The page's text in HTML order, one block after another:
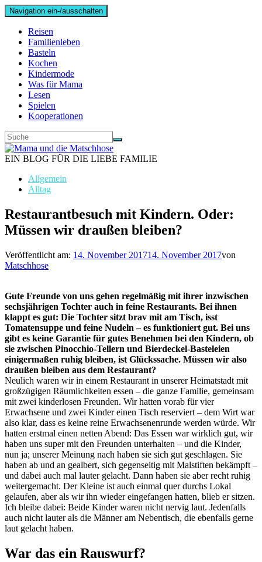
Navigation ein-/ausschalten
Reisen
Familienleben
Basteln
Kochen
Kindermode
Was für Mama
Lesen
Spielen
Kooperationen
EIN BLOG FÜR DIE LIEBE FAMILIE
Allgemein
Alltag
Restaurantbesuch mit Kindern. Oder:
Müssen wir draußen bleiben?
Veröffentlicht am: 14. November 201714. November 2017von
Matschhose
Gute Freunde von uns gehen regelmäßig mit ihrer inzwischen
sechsjährigen Tochter auch in feine Restaurants. Bei ihnen
klappt es gut: Die Tochter sitzt brav mit am Tisch, isst
Tomatensuppe und feine Nudeln – es funktioniert gut. Bei uns
gibt es keine Garantie für gutes Benehmen bei den Kindern, ob
sie zwischen Pinocchio-Tellern und Bierdeckel-Basteleien
einigermaßen ruhig bleiben, ist Glückssache. Müssen wir also
draußen bleiben aus dem Restaurant?
Neulich waren wir in einem Restaurant in unserer Heimatstadt mit
großzügigen Räumlichkeiten essen – die ganze Familie, gemeinsam
mit zwei kinderlosen Freunden. Wir hatten vorab für vier
Erwachsene und zwei Kinder einen Tisch reserviert – dem Wirt war
also klar, dass es keine reine Erwachsenenrunde werden würde. Wir
hatten erstmal einen netten Abend: Das Essen war wirklich gut, wir
haben uns super mit den Freunden unterhalten – und die Kinder,
nun ja; unserer Meinung nach haben sie sich gut geschlagen. Sie
haben ab und an gealbert, sich gegenseitig mit Malstiften bekämpft –
und dabei auch mal lauter gelacht. Dann haben sie aber recht ruhig
weitergemacht. Der Kleine ist auch einmal quer durchs Lokal
gelaufen, aber als wir ihn wieder eingefangen hatten, blieb er sitzen.
Ich bleibe dabei: Beide Kinder waren nicht nervig laut. Jedenfalls
auch nicht lauter als die Männer am Nebentisch, die ebenfalls gerne
laut gelacht haben.
War das ein Rauswurf?